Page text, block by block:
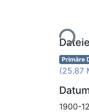
Lade...
Primäre
(25.87
1900-12